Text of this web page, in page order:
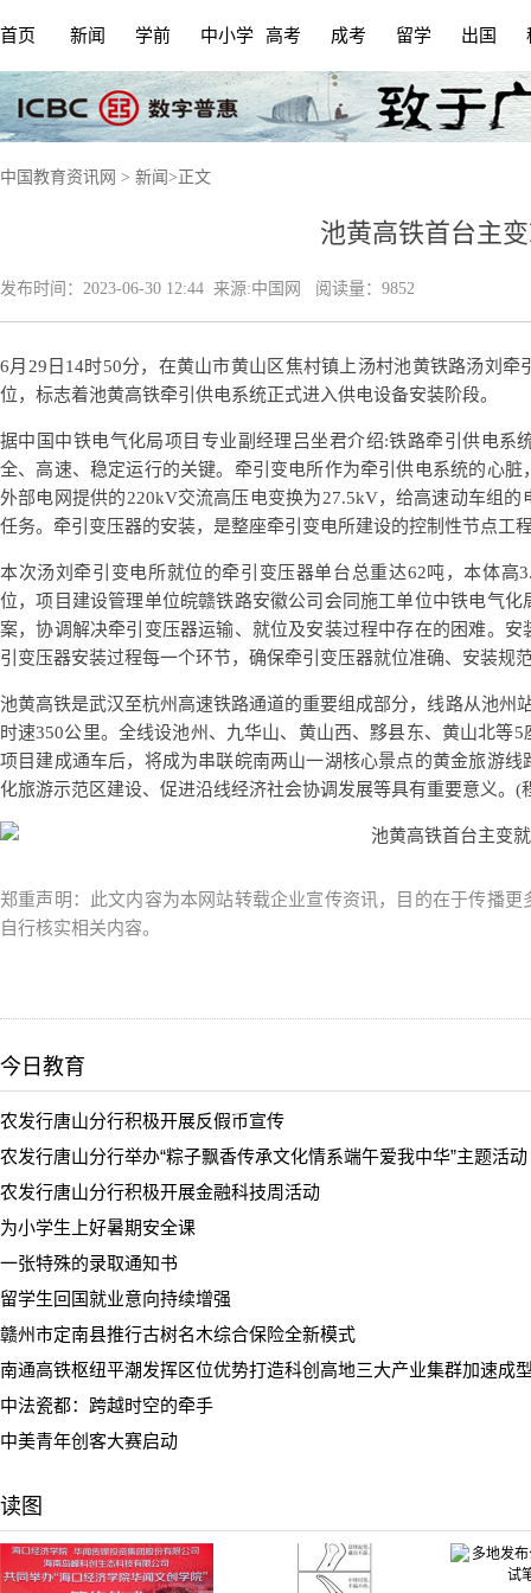
首页 新闻 学前 中小学 高考 成考 留学 出国
中国教育资讯网 > 新闻 > 正文
池黄高铁首台主
发布时间： 2023-06-30 12:44 来源:中国网 阅读量：9852
6月29日14时50分，在黄山市黄山区焦村镇上汤村池黄铁路汤刘
位，标志着池黄高铁牵引供电系统正式进入供电设备安装阶段。
据中国中铁电气化局项目专业副经理吕坐君介绍:铁路牵引供电系
全、高速、稳定运行的关键。牵引变电所作为牵引供电系统的心
外部电网提供的220kV交流高压电变换为27.5kV，给高速动车组
任务。牵引变压器的安装，是整座牵引变电所建设的控制性节点工
本次汤刘牵引变电所就位的牵引变压器单台总重达62吨，本体高
位，项目建设管理单位皖赣铁路安徽公司会同施工单位中铁电气
案，协调解决牵引变压器运输、就位及安装过程中存在的困难。
引变压器安装过程每一个环节，确保牵引变压器就位准确、安装规
池黄高铁是武汉至杭州高速铁路通道的重要组成部分，线路从池州
时速350公里。全线设池州、九华山、黄山西、黟县东、黄山北等
项目建成通车后，将成为串联皖南两山一湖核心景点的黄金旅游
化旅游示范区建设、促进沿线经济社会协调发展等具有重要意义。(
郑重声明：此文内容为本网站转载企业宣传资讯，目的在于传播
自行核实相关内容。
今日教育
农发行唐山分行积极开展反假币宣传
农发行唐山分行举办“粽子飘香传承文化情系端午爱我中华”主题活动
农发行唐山分行积极开展金融科技周活动
为小学生上好暑期安全课
一张特殊的录取通知书
留学生回国就业意向持续增强
赣州市定南县推行古树名木综合保险全新模式
南通高铁枢纽平潮发挥区位优势打造科创高地三大产业集群加速成
中法瓷都：跨越时空的牵手
中美青年创客大赛启动
读图